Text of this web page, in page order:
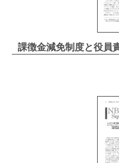
課徴金減免制度と役員